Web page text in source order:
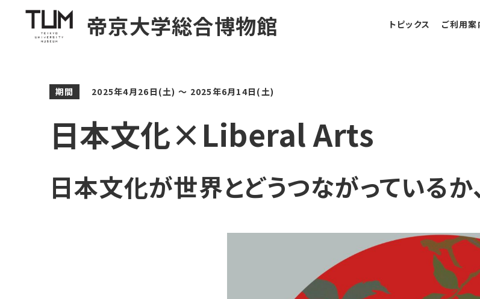
帝京大学総合博物館 トピックス ご利用案
期間 2025年4月26日 (土) 〜 2025年6月14日 (土)
日本文化×Liberal Arts
日本文化が世界とどうつながっているか